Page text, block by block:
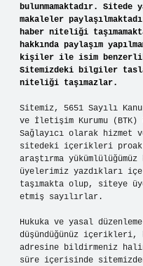
bulunmamaktadır. Sitede
makaleler
haber niteliği
hakkında paylaşım
kişiler ile isim
Sitemizdeki bilgiler
niteliği taşımazlar.
Sitemiz, 5651 Sayılı
ve İletişim Kurumu (BTK)
Sağlayıcı olarak hizmet
sitedeki içerikleri
araştırma yükümlülüğümüz
üyelerimiz yazdıkları
taşımakta olup, siteye
etmiş sayılırlar.
Hukuka ve yasal
düşündüğünüz içerikleri,
adresine bildirmeniz
süre içerisinde